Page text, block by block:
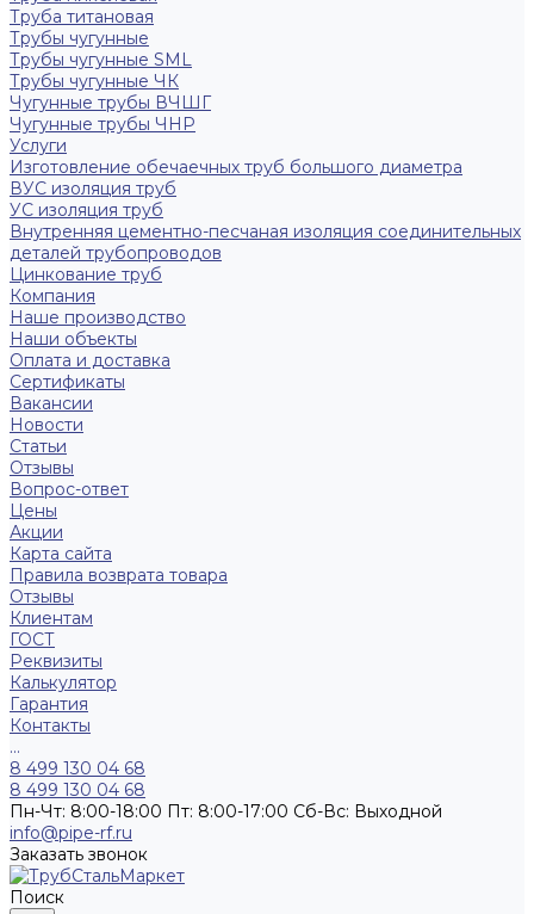
Труба титановая
Трубы чугунные
Трубы чугунные SML
Трубы чугунные ЧК
Чугунные трубы ВЧШГ
Чугунные трубы ЧНР
Услуги
Изготовление обечаечных труб большого диаметра
ВУС изоляция труб
УС изоляция труб
Внутренняя цементно-песчаная изоляция соединительных
деталей трубопроводов
Цинкование труб
Компания
Наше производство
Наши объекты
Оплата и доставка
Сертификаты
Вакансии
Новости
Статьи
Отзывы
Вопрос-ответ
Цены
Акции
Карта сайта
Правила возврата товара
Отзывы
Клиентам
ГОСТ
Реквизиты
Калькулятор
Гарантия
Контакты
...
8 499 130 04 68
8 499 130 04 68
Пн-Чт: 8:00-18:00 Пт: 8:00-17:00 Сб-Вс: Выходной
info@pipe-rf.ru
Заказать звонок
Поиск